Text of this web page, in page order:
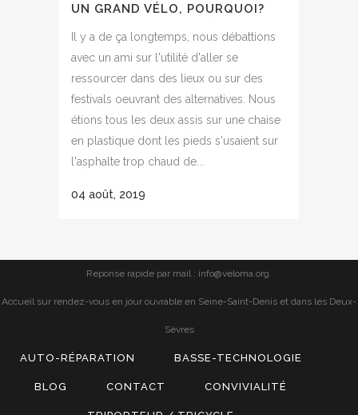
UN GRAND VÉLO, POURQUOI?
Il y a de ça longtemps, nous débattions
avec un ami sur l'utilité d'aller se
ressourcer dans des lieux ou sur des
festivals oeuvrant des alternatives. Nous
étions tous les deux assis sur une chaise
en plastique dont les pieds s'usaient sur
l'asphalte trop chaud de...
04 août, 2019
Reponse rapide par mail : info@veloma.org.
Accueil sur rendez-vous en jour ouvrable en Seine-Saint-Denis et dans les Deux-
Sèvres
AUTO-RÉPARATION BASSE-TECHNOLOGIE
BLOG CONTACT CONVIVIALITÉ